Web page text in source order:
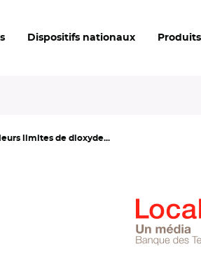
Dispositifs nationaux
limites de dioxyde...